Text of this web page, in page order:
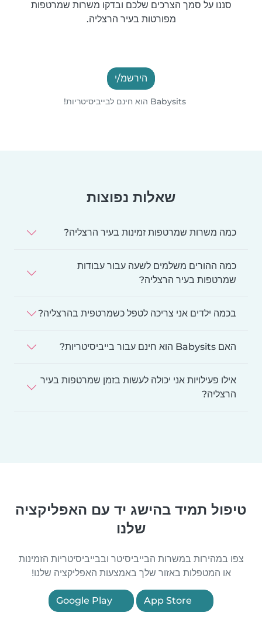
סננו על סמך הצרכים שלכם ובדקו משרות שמרטפות
מפורטות בעיר הרצליה.
הירשמ/י
Babysits הוא חינם לבייביסיטריות!
שאלות נפוצות
כמה משרות שמרטפות זמינות בעיר הרצליה?
כמה ההורים משלמים לשעה עבור עבודות
שמרטפות בעיר הרצליה?
בכמה ילדים אני צריכה לטפל כשמרטפית בהרצליה?
האם Babysits הוא חינם עבור בייביסיטריות?
אילו פעילויות אני יכולה לעשות בזמן שמרטפות בעיר
הרצליה?
טיפול תמיד בהישג יד עם האפליקציה
שלנו
צפו במהירות במשרות הבייביסיטר ובבייביסיטריות הזמינות
או המטפלות באזור שלך באמצעות האפליקציה שלנו!